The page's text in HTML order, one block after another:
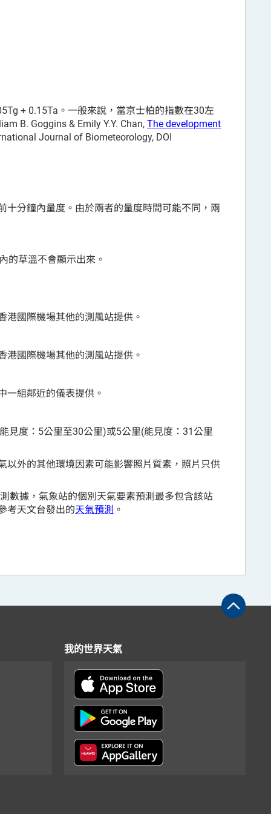
+ 0.15Ta。一般來說，當京士柏的指數在30左
B. Goggins & Emily Y.Y. Chan,The development
Journal of Biometeorology, DOI
十分鐘內量度。由於兩者的量度時間可能不同，兩
的草溫不會顯示出來。
國際機場其他的測風站提供。
國際機場其他的測風站提供。
一組鄰近的儀表提供。
見度：5公里至30公里)或5公里(能見度：31公里
以外的其他環境因素可能影響照片質素，照片只供
數據，氣象站的個別天氣要素預測最多包含該站
考天文台發出的天氣預測 。
我的世界天氣